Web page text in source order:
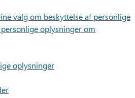
valg om beskyttelse af personlige
personlige oplysninger om
oplysninger